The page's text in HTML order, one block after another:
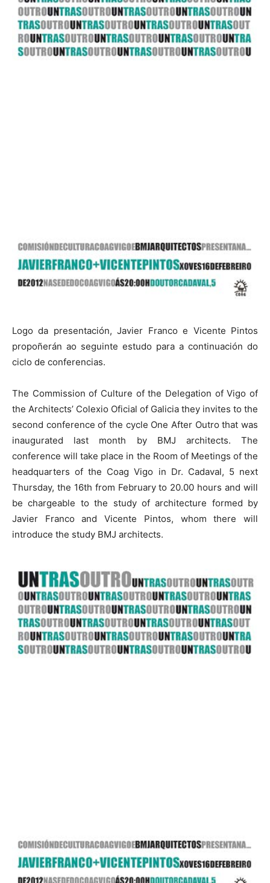
Logo da presentación, Javier Franco e Vicente Pintos
propoñerán ao seguinte estudo para a continuación do
ciclo de conferencias.
The Commission of Culture of the Delegation of Vigo of
the Architects’ Colexio Oficial of Galicia they invites to the
second conference of the cycle One After Outro that was
inaugurated last month by BMJ architects. The
conference will take place in the Room of Meetings of the
headquarters of the Coag Vigo in Dr. Cadaval, 5 next
Thursday, the 16th from February to 20.00 hours and will
be chargeable to the study of architecture formed by
Javier Franco and Vicente Pintos, whom there will
introduce the study BMJ architects.